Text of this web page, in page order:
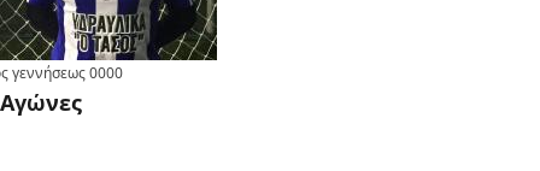
γεννήσεως0000
Αγώνες